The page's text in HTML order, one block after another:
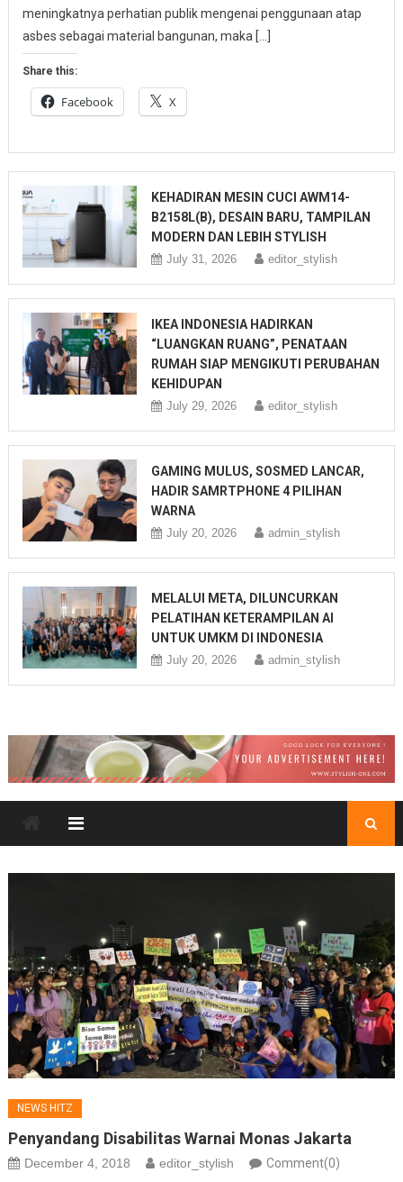
meningkatnya perhatian publik mengenai penggunaan atap
asbes sebagai material bangunan, maka […]
Share this:
Facebook X
KEHADIRAN MESIN CUCI AWM14-
B2158L(B), DESAIN BARU, TAMPILAN
MODERN DAN LEBIH STYLISH
July 31, 2026 editor_stylish
IKEA INDONESIA HADIRKAN
“LUANGKAN RUANG”, PENATAAN
RUMAH SIAP MENGIKUTI PERUBAHAN
KEHIDUPAN
July 29, 2026 editor_stylish
GAMING MULUS, SOSMED LANCAR,
HADIR SAMRTPHONE 4 PILIHAN
WARNA
July 20, 2026 admin_stylish
MELALUI META, DILUNCURKAN
PELATIHAN KETERAMPILAN AI
UNTUK UMKM DI INDONESIA
July 20, 2026 admin_stylish
NEWS HITZ
Penyandang Disabilitas Warnai Monas Jakarta
December 4, 2018 editor_stylish Comment(0)